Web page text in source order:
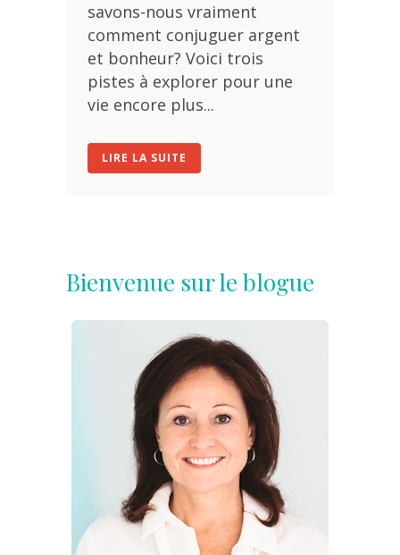
savons-nous vraiment
comment conjuguer argent
et bonheur? Voici trois
pistes à explorer pour une
vie encore plus...
LIRE LA SUITE
Bienvenue sur le blogue